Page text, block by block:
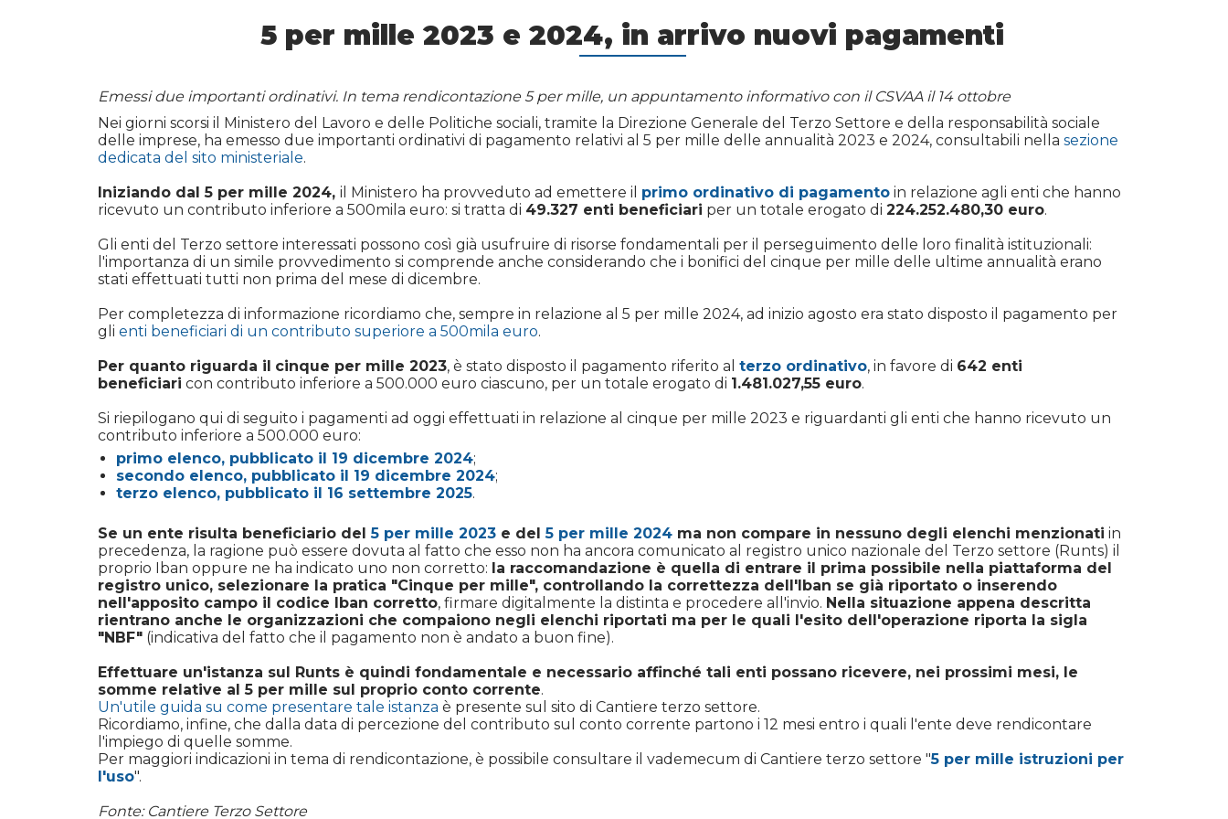
5 per mille 2023 e 2024, in arrivo nuovi pagamenti
Emessi due importanti ordinativi. In tema rendicontazione 5 per mille, un appuntamento informativo con il CSVAA il 14 ottobre
Nei giorni scorsi il Ministero del Lavoro e delle Politiche sociali, tramite la Direzione Generale del Terzo Settore e della responsabilità sociale
delle imprese, ha emesso due importanti ordinativi di pagamento relativi al 5 per mille delle annualità 2023 e 2024, consultabili nella sezione
dedicata del sito ministeriale.
Iniziando dal 5 per mille 2024, il Ministero ha provveduto ad emettere il primo ordinativo di pagamento in relazione agli enti che hanno
ricevuto un contributo inferiore a 500mila euro: si tratta di 49.327 enti beneficiari per un totale erogato di 224.252.480,30 euro.
Gli enti del Terzo settore interessati possono così già usufruire di risorse fondamentali per il perseguimento delle loro finalità istituzionali:
l'importanza di un simile provvedimento si comprende anche considerando che i bonifici del cinque per mille delle ultime annualità erano
stati effettuati tutti non prima del mese di dicembre.
Per completezza di informazione ricordiamo che, sempre in relazione al 5 per mille 2024, ad inizio agosto era stato disposto il pagamento per
gli enti beneficiari di un contributo superiore a 500mila euro.
Per quanto riguarda il cinque per mille 2023, è stato disposto il pagamento riferito al terzo ordinativo, in favore di 642 enti
beneficiari con contributo inferiore a 500.000 euro ciascuno, per un totale erogato di 1.481.027,55 euro.
Si riepilogano qui di seguito i pagamenti ad oggi effettuati in relazione al cinque per mille 2023 e riguardanti gli enti che hanno ricevuto un
contributo inferiore a 500.000 euro:
primo elenco, pubblicato il 19 dicembre 2024;
secondo elenco, pubblicato il 19 dicembre 2024;
terzo elenco, pubblicato il 16 settembre 2025.
Se un ente risulta beneficiario del5 per mille 2023 e del5 per mille 2024 ma non compare in nessuno degli elenchi menzionati in
precedenza, la ragione può essere dovuta al fatto che esso non ha ancora comunicato al registro unico nazionale del Terzo settore (Runts) il
proprio Iban oppure ne ha indicato uno non corretto: la raccomandazione è quella di entrare il prima possibile nella piattaforma del
registro unico, selezionare la pratica "Cinque per mille", controllando la correttezza dell'Iban se già riportato o inserendo
nell'apposito campo il codice Iban corretto, firmare digitalmente la distinta e procedere all'invio. Nella situazione appena descritta
rientrano anche le organizzazioni che compaiono negli elenchi riportati ma per le quali l'esito dell'operazione riporta la sigla
"NBF" (indicativa del fatto che il pagamento non è andato a buon fine).
Effettuare un'istanza sul Runts è quindi fondamentale e necessario affinché tali enti possano ricevere, nei prossimi mesi, le
somme relative al 5 per mille sul proprio conto corrente.
Un'utile guida su come presentare tale istanza è presente sul sito di Cantiere terzo settore.
Ricordiamo, infine, che dalla data di percezione del contributo sul conto corrente partono i 12 mesi entro i quali l'ente deve rendicontare
l'impiego di quelle somme.
Per maggiori indicazioni in tema di rendicontazione, è possibile consultare il vademecum di Cantiere terzo settore "5 per mille istruzioni per
l'uso".
Fonte: Cantiere Terzo Settore